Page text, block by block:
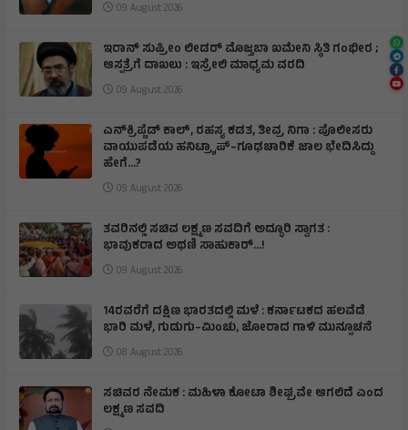
09 August 2026
ಇರಾನ್‌ ಸುಪ್ರೀಂ ಲೀಡರ್‌ ಮೊಜ್ತಬಾ ಖಮೇನಿ ಸ್ಥಿತಿ ಗಂಭೀರ ;
ಆಸ್ಪತ್ರೆಗೆ ದಾಖಲು : ಇಸ್ರೇಲಿ ಮಾಧ್ಯಮ ವರದಿ
09 August 2026
ಎನ್‌ಕ್ರಿಪ್ಟೆಡ್‌ ಕಾಲ್‌, ರಹಸ್ಯ ಕಡತ, ತೀವ್ರ ನಿಗಾ : ಪೊಲೀಸರು
ವಾಯುಪಡೆಯ ಹನಿಟ್ರ್ಯಾಪ್–ಗೂಢಚಾರಿಕೆ ಜಾಲ ಭೇದಿಸಿದ್ದು
ಹೇಗೆ…?
09 August 2026
ತವರಿನಲ್ಲಿ ಸಚಿವ ಲಕ್ಷ್ಮಣ ಸವದಿಗೆ ಅದ್ಧೂರಿ ಸ್ವಾಗತ :
ಭಾವುಕರಾದ ಅಥಣಿ ಸಾಹುಕಾರ್...!
09 August 2026
14ರವರೆಗೆ ದಕ್ಷಿಣ ಭಾರತದಲ್ಲಿ ಮಳೆ : ಕರ್ನಾಟಕದ ಹಲವೆಡೆ
ಭಾರಿ ಮಳೆ, ಗುಡುಗು–ಮಿಂಚು, ಜೋರಾದ ಗಾಳಿ ಮುನ್ಸೂಚನೆ
08 August 2026
ಸಚಿವರ ನೇಮಕ : ಮಹಿಳಾ ಕೋಟಾ ಶೀಘ್ರವೇ ಆಗಲಿದೆ ಎಂದ
ಲಕ್ಷ್ಮಣ ಸವದಿ